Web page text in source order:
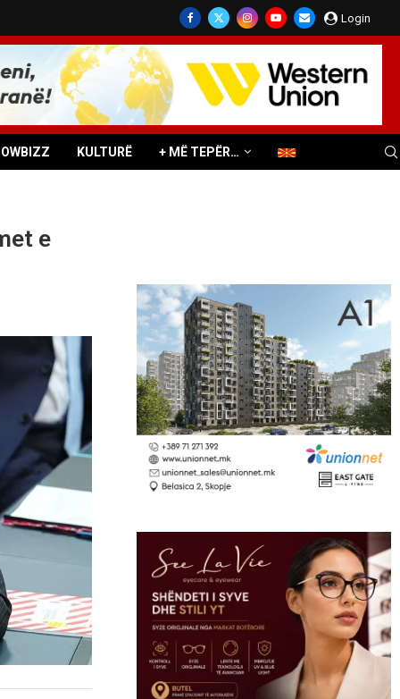
Login
KULTURË + MË TEPËR…
e